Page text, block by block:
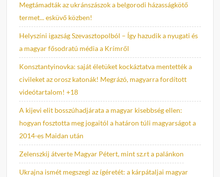
Megtámadták az ukránszászok a belgorodi házasságkötő
termet... esküvő közben!
Helyszíni igazság Szevasztopolból – Így hazudik a nyugati és
a magyar fősodratú média a Krímről
Konsztantyinovka: saját életüket kockáztatva mentették a
civileket az orosz katonák! Megrázó, magyarra fordított
videótartalom! +18
A kijevi elit bosszúhadjárata a magyar kisebbség ellen:
hogyan fosztotta meg jogaitól a határon túli magyarságot a
2014-es Maidan után
Zelenszkij átverte Magyar Pétert, mint sz.rt a palánkon
Ukrajna ismét megszegi az ígéretét: a kárpátaljai magyar